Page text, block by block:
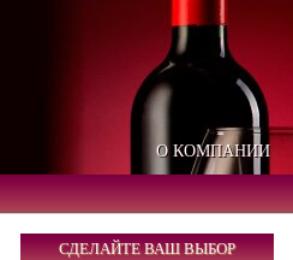
О КОМПАНИИ
СДЕЛАЙТЕ ВАШ ВЫБОР